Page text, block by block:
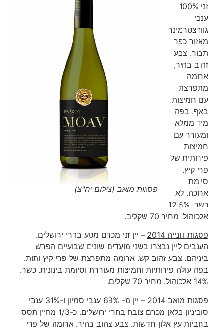
פסגות מואב (צילום יח"צ)
זני 100%
ענבי
גוורצטרמינר
מאזור כפר
תבור. צבע
זהוב בהיר,
ארומה
מתפרצת
עם חמיצות
באף. בפה
מיד ממלא
ומעורר עם
חמיצות
פירותית של
פרי קיץ.
סיומת
ארוכה. לא
כשר. 12.5%
אלכוהול. מחיר 70 שקלים.
פסגות ויונייה 2014
– יין זני מכרם מטע בהרי ירושלים.
הענבים ליין נבצרו בשני מועדים שונים שבועיים הפרש
ביניהם. צבע זהוב קש. ארומה מתפרצת של פרי קיץ ותות.
בפה עולה פירותיות וחמיצות מעוררת וסיומת בינונית. כשר.
14% אלכוהול. מחיר 70 שקלים.
פסגות מואב 2014
– יין מ- 69% ענבי סמיון ו-31% ענבי
סוביניון בלאן מכרם צובה בהרי ירושלים. כ-1/3 מהיין תסס
בחביות עץ אלון חדשות. צבע צהוב בהיר. ארומה של פרי